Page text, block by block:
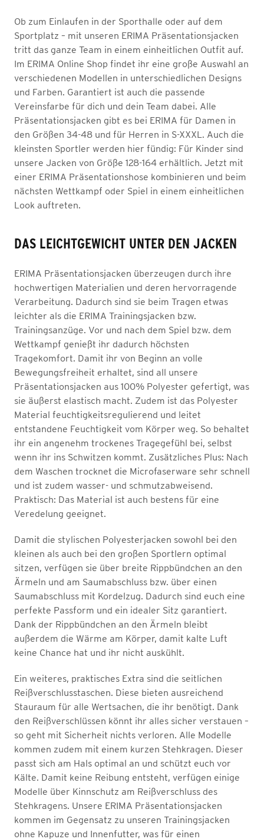
Ob zum Einlaufen in der Sporthalle oder auf dem
Sportplatz – mit unseren ERIMA Präsentationsjacken
tritt das ganze Team in einem einheitlichen Outfit auf.
Im ERIMA Online Shop findet ihr eine große Auswahl an
verschiedenen Modellen in unterschiedlichen Designs
und Farben. Garantiert ist auch die passende
Vereinsfarbe für dich und dein Team dabei. Alle
Präsentationsjacken gibt es bei ERIMA für Damen in
den Größen 34-48 und für Herren in S-XXXL. Auch die
kleinsten Sportler werden hier fündig: Für Kinder sind
unsere Jacken von Größe 128-164 erhältlich. Jetzt mit
einer ERIMA Präsentationshose kombinieren und beim
nächsten Wettkampf oder Spiel in einem einheitlichen
Look auftreten.
DAS LEICHTGEWICHT UNTER DEN JACKEN
ERIMA Präsentationsjacken überzeugen durch ihre
hochwertigen Materialien und deren hervorragende
Verarbeitung. Dadurch sind sie beim Tragen etwas
leichter als die ERIMA Trainingsjacken bzw.
Trainingsanzüge. Vor und nach dem Spiel bzw. dem
Wettkampf genießt ihr dadurch höchsten
Tragekomfort. Damit ihr von Beginn an volle
Bewegungsfreiheit erhaltet, sind all unsere
Präsentationsjacken aus 100% Polyester gefertigt, was
sie äußerst elastisch macht. Zudem ist das Polyester
Material feuchtigkeitsregulierend und leitet
entstandene Feuchtigkeit vom Körper weg. So behaltet
ihr ein angenehm trockenes Tragegefühl bei, selbst
wenn ihr ins Schwitzen kommt. Zusätzliches Plus: Nach
dem Waschen trocknet die Microfaserware sehr schnell
und ist zudem wasser- und schmutzabweisend.
Praktisch: Das Material ist auch bestens für eine
Veredelung geeignet.
Damit die stylischen Polyesterjacken sowohl bei den
kleinen als auch bei den großen Sportlern optimal
sitzen, verfügen sie über breite Rippbündchen an den
Ärmeln und am Saumabschluss bzw. über einen
Saumabschluss mit Kordelzug. Dadurch sind euch eine
perfekte Passform und ein idealer Sitz garantiert.
Dank der Rippbündchen an den Ärmeln bleibt
außerdem die Wärme am Körper, damit kalte Luft
keine Chance hat und ihr nicht auskühlt.
Ein weiteres, praktisches Extra sind die seitlichen
Reißverschlusstaschen. Diese bieten ausreichend
Stauraum für alle Wertsachen, die ihr benötigt. Dank
den Reißverschlüssen könnt ihr alles sicher verstauen –
so geht mit Sicherheit nichts verloren. Alle Modelle
kommen zudem mit einem kurzen Stehkragen. Dieser
passt sich am Hals optimal an und schützt euch vor
Kälte. Damit keine Reibung entsteht, verfügen einige
Modelle über Kinnschutz am Reißverschluss des
Stehkragens. Unsere ERIMA Präsentationsjacken
kommen im Gegensatz zu unseren Trainingsjacken
ohne Kapuze und Innenfutter, was für einen